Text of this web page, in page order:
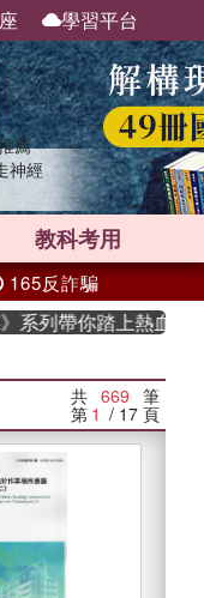
學習平台
薦
神經
教科考用
165反詐騙
上熱血奇幻旅程
共 669 筆
第 1 / 17 頁